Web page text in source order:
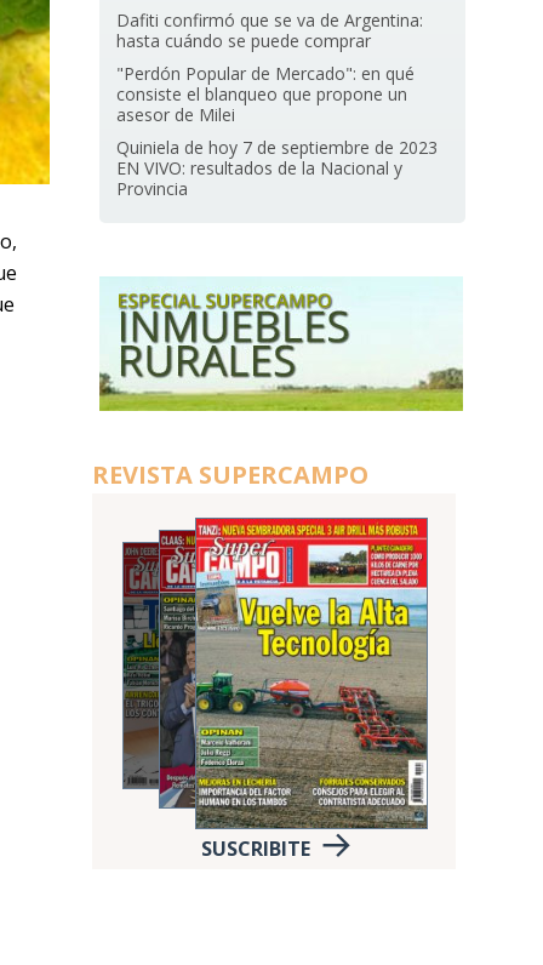
Dafiti confirmó que se va de Argentina:
hasta cuándo se puede comprar
"Perdón Popular de Mercado": en qué
consiste el blanqueo que propone un
asesor de Milei
Quiniela de hoy 7 de septiembre de 2023
EN VIVO: resultados de la Nacional y
Provincia
REVISTA SUPERCAMPO
SUSCRIBITE